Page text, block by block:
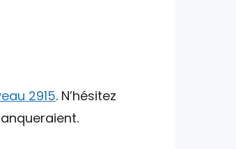
2915. N’hésitez